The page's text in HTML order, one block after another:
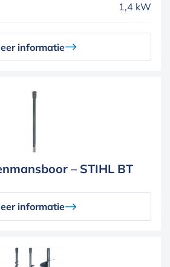
1,4 kW
informatie
– STIHL BT
informatie